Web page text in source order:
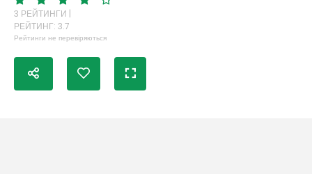
3 РЕЙТИНГИ |
РЕЙТИНГ: 3.7
Рейтинги не перевіряються